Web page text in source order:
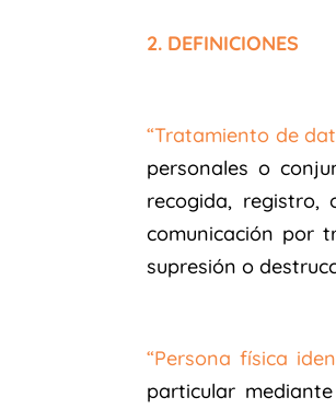
2. DEFINICIONES
“Tratamiento de
personales o
recogida, registro,
comunicación por
supresión o
“Persona física
particular